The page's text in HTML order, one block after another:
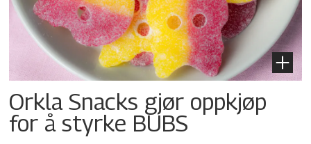
Orkla Snacks gjør oppkjøp
for å styrke BUBS